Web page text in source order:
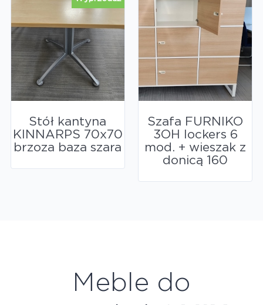
Stół kantyna
KINNARPS 70x70
brzoza baza szara
Szafa FURNIKO
3OH lockers 6
mod. + wieszak z
donicą 160
Meble do